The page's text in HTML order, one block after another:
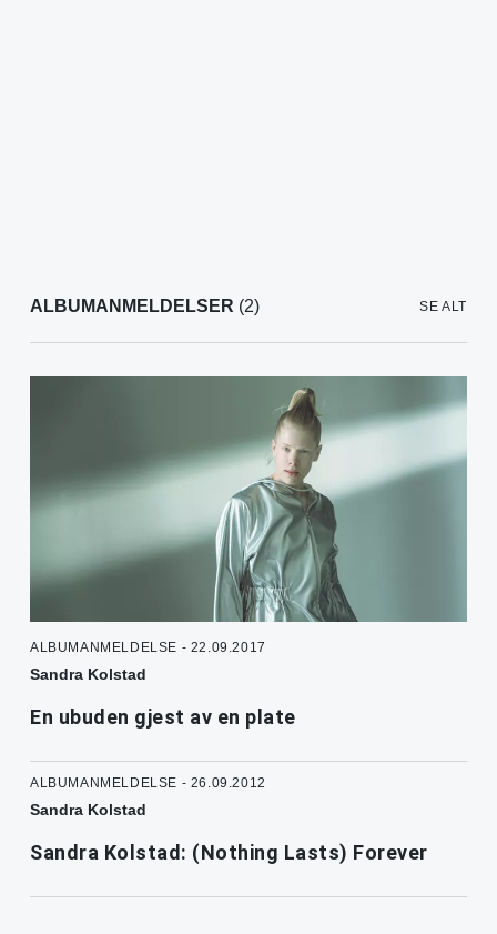
ALBUMANMELDELSER (2) SE ALT
ALBUMANMELDELSE - 22.09.2017
Sandra Kolstad
En ubuden gjest av en plate
ALBUMANMELDELSE - 26.09.2012
Sandra Kolstad
Sandra Kolstad: (Nothing Lasts) Forever